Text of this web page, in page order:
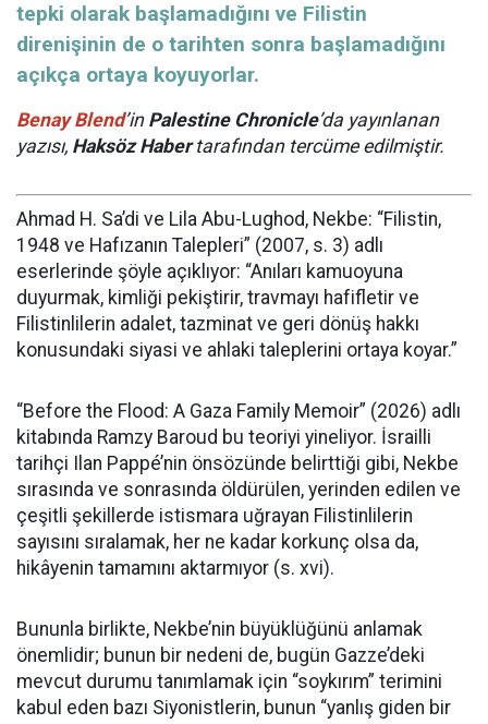
tepki olarak başlamadığını ve Filistin
direnişinin de o tarihten sonra başlamadığını
açıkça ortaya koyuyorlar.
Benay Blend’in Palestine Chronicle’da yayınlanan
yazısı, Haksöz Habertarafından tercüme edilmiştir.
Ahmad H. Sa’di ve Lila Abu-Lughod, Nekbe: “Filistin,
1948 ve Hafızanın Talepleri” (2007, s. 3) adlı
eserlerinde şöyle açıklıyor: “Anıları kamuoyuna
duyurmak, kimliği pekiştirir, travmayı hafifletir ve
Filistinlilerin adalet, tazminat ve geri dönüş hakkı
konusundaki siyasi ve ahlaki taleplerini ortaya koyar.”
“Before the Flood: A Gaza Family Memoir” (2026) adlı
kitabında Ramzy Baroud bu teoriyi yineliyor. İsrailli
tarihçi Ilan Pappé’nin önsözünde belirttiği gibi, Nekbe
sırasında ve sonrasında öldürülen, yerinden edilen ve
çeşitli şekillerde istismara uğrayan Filistinlilerin
sayısını sıralamak, her ne kadar korkunç olsa da,
hikâyenin tamamını aktarmıyor (s. xvi).
Bununla birlikte, Nekbe’nin büyüklüğünü anlamak
önemlidir; bunun bir nedeni de, bugün Gazze’deki
mevcut durumu tanımlamak için “soykırım” terimini
kabul eden bazı Siyonistlerin, bunun “yanlış giden bir